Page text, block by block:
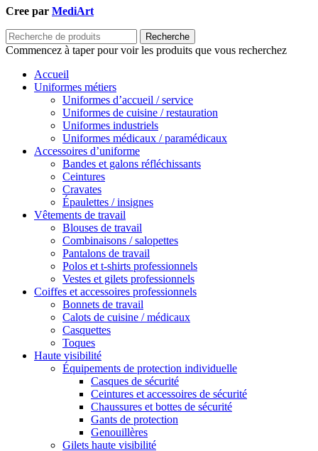
Cree par MediArt
Recherche
Commencez à taper pour voir les produits que vous recherchez
Accueil
Uniformes métiers
Uniformes d’accueil / service
Uniformes de cuisine / restauration
Uniformes industriels
Uniformes médicaux / paramédicaux
Accessoires d’uniforme
Bandes et galons réfléchissants
Ceintures
Cravates
Épaulettes / insignes
Vêtements de travail
Blouses de travail
Combinaisons / salopettes
Pantalons de travail
Polos et t-shirts professionnels
Vestes et gilets professionnels
Coiffes et accessoires professionnels
Bonnets de travail
Calots de cuisine / médicaux
Casquettes
Toques
Haute visibilité
Équipements de protection individuelle
Casques de sécurité
Ceintures et accessoires de sécurité
Chaussures et bottes de sécurité
Gants de protection
Genouillères
Gilets haute visibilité